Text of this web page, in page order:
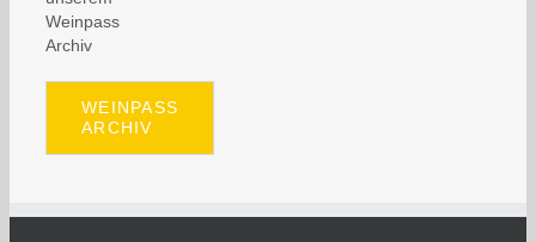
Weinpass
Archiv
WEINPASS
ARCHIV